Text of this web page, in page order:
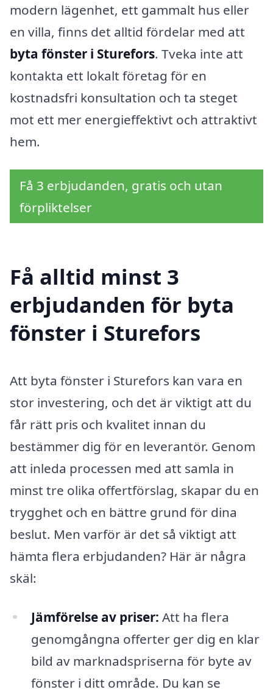
modern lägenhet, ett gammalt hus eller
en villa, finns det alltid fördelar med att
byta fönster i Sturefors. Tveka inte att
kontakta ett lokalt företag för en
kostnadsfri konsultation och ta steget
mot ett mer energieffektivt och attraktivt
hem.
Få 3 erbjudanden, gratis och utan
förpliktelser
Få alltid minst 3
erbjudanden för byta
fönster i Sturefors
Att byta fönster i Sturefors kan vara en
stor investering, och det är viktigt att du
får rätt pris och kvalitet innan du
bestämmer dig för en leverantör. Genom
att inleda processen med att samla in
minst tre olika offertförslag, skapar du en
trygghet och en bättre grund för dina
beslut. Men varför är det så viktigt att
hämta flera erbjudanden? Här är några
skäl:
Jämförelse av priser: Att ha flera
genomgångna offerter ger dig en klar
bild av marknadspriserna för byte av
fönster i ditt område. Du kan se